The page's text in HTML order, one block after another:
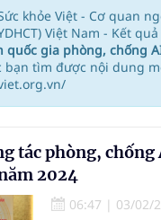
khỏe Việt - Cơ quan
Việt Nam - Kết
quốc gia phòng, chống
bạn tìm được nội dung
tác phòng, chống
2024
06:47 | 03/02/